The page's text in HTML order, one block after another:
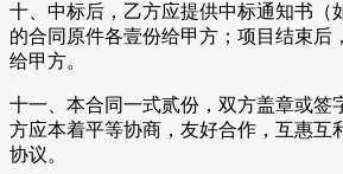
十、中标后，乙方应提供中标通知书（
的合同原件各壹份给甲方；项目结束后
给甲方。
十一、本合同一式贰份，双方盖章或签
方应本着平等协商，友好合作，互惠互
协议。